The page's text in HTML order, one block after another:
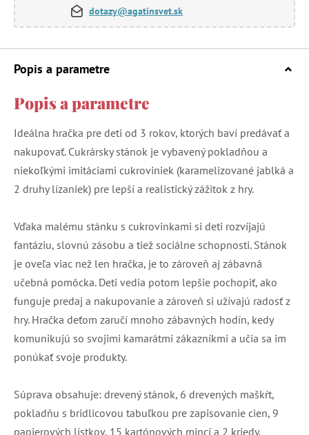
dotazy@agatinsvet.sk
Popis a parametre
Popis a parametre
Ideálna hračka pre deti od 3 rokov, ktorých baví predávať a
nakupovať. Cukrársky stánok je vybavený pokladňou a
niekoľkými imitáciami cukroviniek (karamelizované jablká a
2 druhy lízaniek) pre lepší a realistický zážitok z hry.
Vďaka malému stánku s cukrovinkami si deti rozvíjajú
fantáziu, slovnú zásobu a tiež sociálne schopnosti. Stánok
je oveľa viac než len hračka, je to zároveň aj zábavná
učebná pomôcka. Deti vedia potom lepšie pochopiť, ako
funguje predaj a nakupovanie a zároveň si užívajú radosť z
hry. Hračka deťom zaručí mnoho zábavných hodín, kedy
komunikujú so svojimi kamarátmi zákazníkmi a učia sa im
ponúkať svoje produkty.
Súprava obsahuje: drevený stánok, 6 drevených maškŕt,
pokladňu s bridlicovou tabuľkou pre zapisovanie cien, 9
papierových lístkov, 15 kartónových mincí a 2 kriedy.